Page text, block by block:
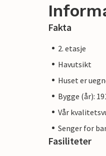
Fakta
2. etasje
Havutsikt
Huset er
Bygge (år):
Vår
Senger for
Fasiliteter